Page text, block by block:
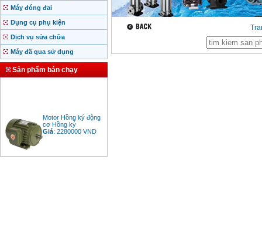
Máy đóng đai
Dụng cụ phụ kiện
Dịch vụ sửa chữa
Máy đã qua sử dụng
Sản phẩm bán chạy
Motor Hồng ký động
cơ Hồng ký
Giá :2280000 VND